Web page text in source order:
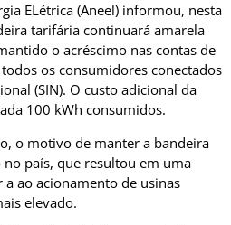
ELétrica (Aneel) informou, nesta
tarifária continuará amarela
o acréscimo nas contas de
os consumidores conectados
(SIN). O custo adicional da
100 kWh consumidos.
o motivo de manter a bandeira
país, que resultou em uma
ao acionamento de usinas
elevado.